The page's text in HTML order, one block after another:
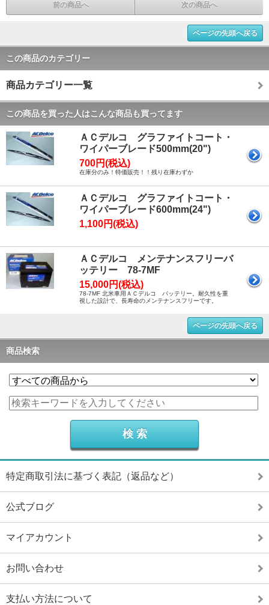
前の商品へ 次の商品へ
ページの先頭へ戻る
この商品のカテゴリー
商品カテゴリー一覧
この商品を買った人はこんな商品も買ってます
ＡＣデルコ グラファイトコート・
ワイパーブレード500mm(20")
700円(税込)
在庫分のみ！特価販売！！残り在庫わずか
ＡＣデルコ グラファイトコート・
ワイパーブレード600mm(24")
1,100円(税込)
ＡＣデルコ メンテナンスフリーバ
ッテリー 78-7MF
15,000円(税込)
78-7MF 北米車用ＡＣデルコ バッテリー。耐久性を重
視した設計で、長寿命のメンテナンスフリーです。
ページの先頭へ戻る
商品検索
特定商取引法に基づく表記（返品など）
公式ブログ
マイアカウント
お問い合わせ
支払い方法について